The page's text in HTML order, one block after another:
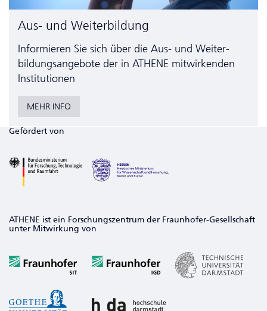
Aus- und Weiterbildung
Informieren Sie sich über die Aus- und Weiter­
bildungs­angebote der in ATHENE mitwirkenden
Institutionen
MEHR INFO
Gefördert von
ATHENE ist ein Forschungszentrum der Fraunhofer-Gesellschaft
unter Mitwirkung von